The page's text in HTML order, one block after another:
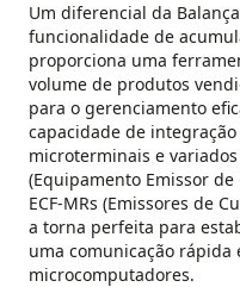
Um diferencial da
funcionalidade de
proporciona uma
volume de produtos
para o gerenciamento
capacidade de
microterminais e variados
(Equipamento Emissor de
ECF-MRs (Emissores de
a torna perfeita para
uma comunicação rápida
microcomputadores.